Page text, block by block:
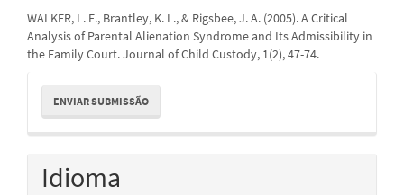
WALKER, L. E., Brantley, K. L., & Rigsbee, J. A. (2005). A Critical
Analysis of Parental Alienation Syndrome and Its Admissibility in
the Family Court. Journal of Child Custody, 1(2), 47-74.
Enviar
Submissão
ENVIAR SUBMISSÃO
Idioma